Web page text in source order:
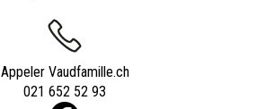
Appeler Vaudfamille.ch
021 652 52 93